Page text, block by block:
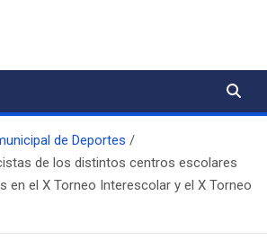
de Deportes
de los distintos centros escolares
en el X Torneo Interescolar y el X Torneo